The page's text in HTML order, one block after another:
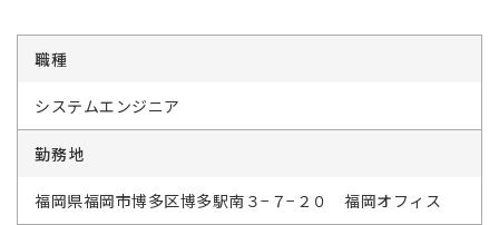
職種
システムエンジニア
勤務地
福岡県福岡市博多区博多駅南３−７−２０ 福岡オフィス